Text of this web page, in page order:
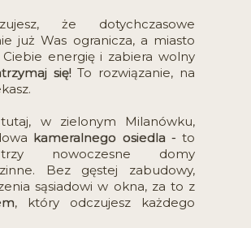
że dotychczasowe
już Was ogranicza, a miasto
Ciebie energię i zabiera wolny
się!To rozwiązanie, na
tutaj, w zielonym Milanówku,
kameralnego osiedla - to
nowoczesne domy
Bez gęstej zabudowy,
sąsiadowi w okna, za to z
, który odczujesz każdego